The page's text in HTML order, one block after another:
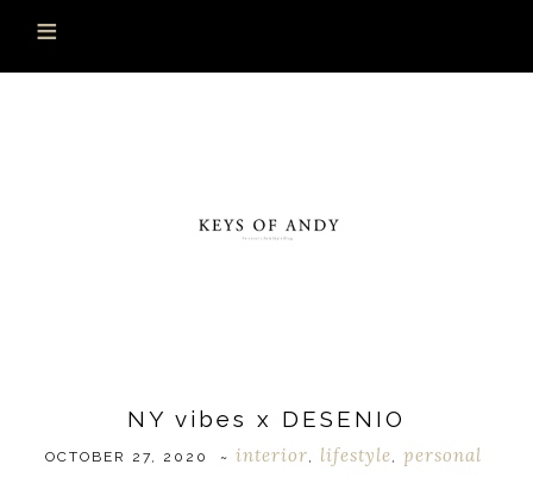
NY vibes x DESENIO
OCTOBER 27, 2020 ~ interior lifestyle personal